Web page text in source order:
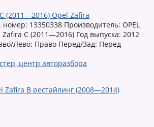
(2011—2016) Opel Zafira
13350338 Производитель: OPEL
C (2011—2016) Год выпуска: 2012
Лево: Право Перед/Зад: Перед
центр авторазбора